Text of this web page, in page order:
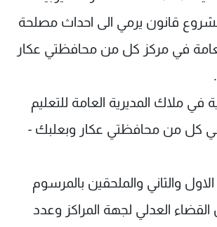
قانون يرمي الى احداث مصلحة
في مركز كل من محافظتي عكار
في ملاك المديرية العامة للتعليم
في كل من محافظتي عكار وبعلبك -
والثاني والملحقين بالمرسوم
القضاء العدلي لجهة المراكز وعدد